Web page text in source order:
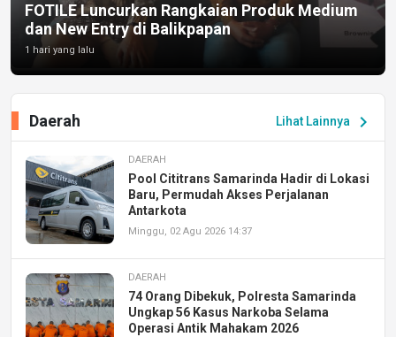
FOTILE Luncurkan Rangkaian Produk Medium
dan New Entry di Balikpapan
1 hari yang lalu
Lihat Lainnya chevron_right
Daerah
DAERAH
Pool Cititrans Samarinda Hadir di Lokasi
Baru, Permudah Akses Perjalanan
Antarkota
Minggu, 02 Agu 2026 14:37
DAERAH
74 Orang Dibekuk, Polresta Samarinda
Ungkap 56 Kasus Narkoba Selama
Operasi Antik Mahakam 2026